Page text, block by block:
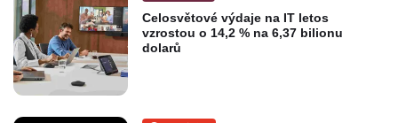
Celosvětové výdaje na IT letos
vzrostou o 14,2 % na 6,37 bilionu
dolarů